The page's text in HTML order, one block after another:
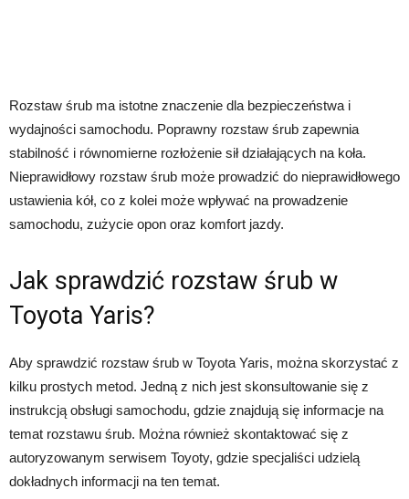
Rozstaw śrub ma istotne znaczenie dla bezpieczeństwa i
wydajności samochodu. Poprawny rozstaw śrub zapewnia
stabilność i równomierne rozłożenie sił działających na koła.
Nieprawidłowy rozstaw śrub może prowadzić do nieprawidłowego
ustawienia kół, co z kolei może wpływać na prowadzenie
samochodu, zużycie opon oraz komfort jazdy.
Jak sprawdzić rozstaw śrub w
Toyota Yaris?
Aby sprawdzić rozstaw śrub w Toyota Yaris, można skorzystać z
kilku prostych metod. Jedną z nich jest skonsultowanie się z
instrukcją obsługi samochodu, gdzie znajdują się informacje na
temat rozstawu śrub. Można również skontaktować się z
autoryzowanym serwisem Toyoty, gdzie specjaliści udzielą
dokładnych informacji na ten temat.